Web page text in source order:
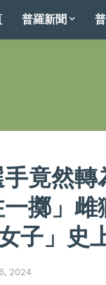
普羅新聞
手竟然
擲」
子」史
2024